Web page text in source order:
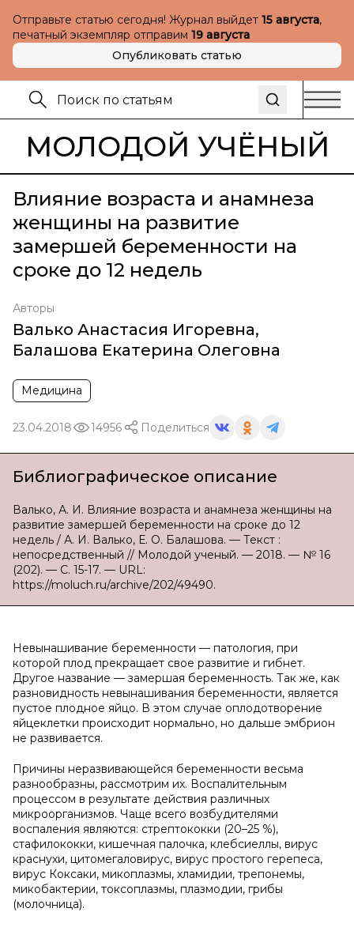
Отправьте статью сегодня! Журнал выйдет 15 августа,
печатный экземпляр отправим 19 августа
Опубликовать статью
МОЛОДОЙ УЧЁНЫЙ
Влияние возраста и анамнеза
женщины на развитие
замершей беременности на
сроке до 12 недель
Авторы
Валько Анастасия Игоревна,
Балашова Екатерина Олеговна
Медицина
23.04.2018 14956 Поделиться
Библиографическое описание
Валько, А. И. Влияние возраста и анамнеза женщины на
развитие замершей беременности на сроке до 12
недель / А. И. Валько, Е. О. Балашова. — Текст :
непосредственный // Молодой ученый. — 2018. — № 16
(202). — С. 15-17. — URL:
https://moluch.ru/archive/202/49490.
Невынашивание беременности — патология, при
которой плод прекращает свое развитие и гибнет.
Другое название — замершая беременность. Так же, как
разновидность невынашивания беременности, является
пустое плодное яйцо. В этом случае оплодотворение
яйцеклетки происходит нормально, но дальше эмбрион
не развивается.
Причины неразвивающейся беременности весьма
разнообразны, рассмотрим их. Воспалительным
процессом в результате действия различных
микроорганизмов. Чаще всего возбудителями
воспаления являются: стрептококки (20–25 %),
стафилококки, кишечная палочка, клебсиеллы, вирус
краснухи, цитомегаловирус, вирус простого герепеса,
вирус Коксаки, микоплазмы, хламидии, трепонемы,
микобактерии, токсоплазмы, плазмодии, грибы
(молочница).